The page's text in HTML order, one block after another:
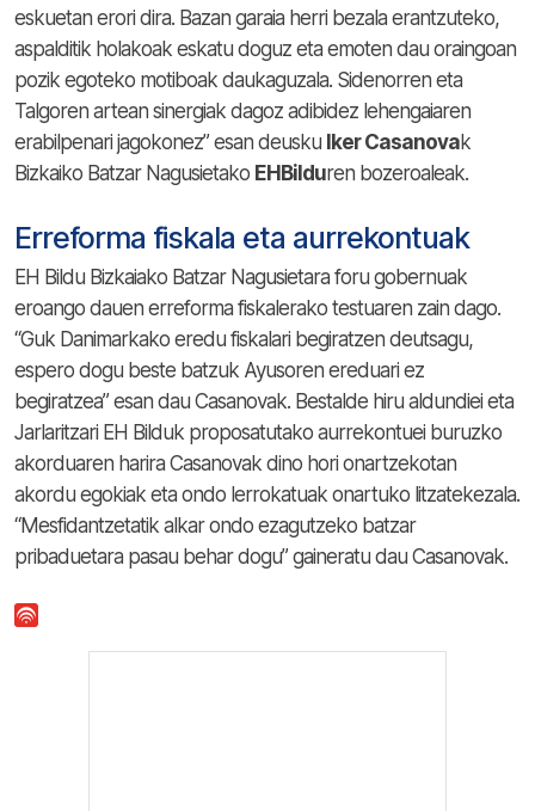
eskuetan erori dira. Bazan garaia herri bezala erantzuteko,
aspalditik holakoak eskatu doguz eta emoten dau oraingoan
pozik egoteko motiboak daukaguzala. Sidenorren eta
Talgoren artean sinergiak dagoz adibidez lehengaiaren
erabilpenari jagokonez” esan deusku Iker Casanovak
Bizkaiko Batzar Nagusietako EHBilduren bozeroaleak.
Erreforma fiskala eta aurrekontuak
EH Bildu Bizkaiako Batzar Nagusietara foru gobernuak
eroango dauen erreforma fiskalerako testuaren zain dago.
“Guk Danimarkako eredu fiskalari begiratzen deutsagu,
espero dogu beste batzuk Ayusoren ereduari ez
begiratzea” esan dau Casanovak. Bestalde hiru aldundiei eta
Jarlaritzari EH Bilduk proposatutako aurrekontuei buruzko
akorduaren harira Casanovak dino hori onartzekotan
akordu egokiak eta ondo lerrokatuak onartuko litzatekezala.
“Mesfidantzetatik alkar ondo ezagutzeko batzar
pribaduetara pasau behar dogu” gaineratu dau Casanovak.